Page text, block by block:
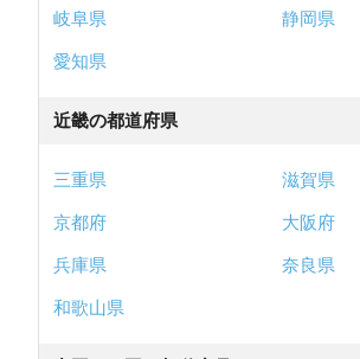
岐阜県
静岡県
愛知県
近畿の都道府県
三重県
滋賀県
京都府
大阪府
兵庫県
奈良県
和歌山県